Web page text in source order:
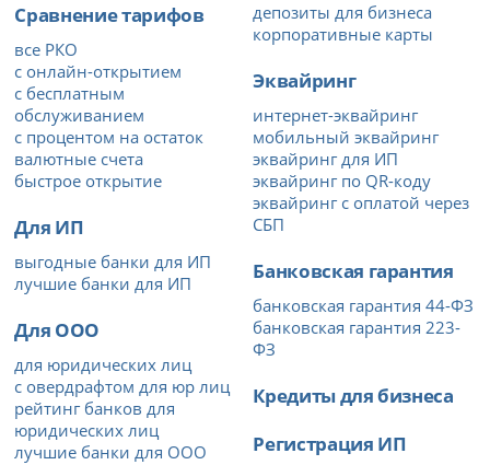
Сравнение тарифов
все РКО
с онлайн-открытием
с бесплатным
обслуживанием
с процентом на остаток
валютные счета
быстрое открытие
Для ИП
выгодные банки для ИП
лучшие банки для ИП
Для ООО
для юридических лиц
с овердрафтом для юр лиц
рейтинг банков для
юридических лиц
лучшие банки для ООО
депозиты для бизнеса
корпоративные карты
Эквайринг
интернет-эквайринг
мобильный эквайринг
эквайринг для ИП
эквайринг по QR-коду
эквайринг с оплатой через
СБП
Банковская гарантия
банковская гарантия 44-ФЗ
банковская гарантия 223-
ФЗ
Кредиты для бизнеса
Регистрация ИП